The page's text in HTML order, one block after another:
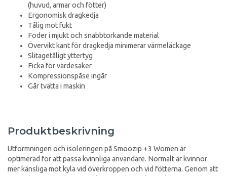
(huvud, armar och fötter)
Ergonomisk dragkedja
Tålig mot fukt
Foder i mjukt och snabbtorkande material
Övervikt kant för dragkedja minimerar värmeläckage
Slitagetåligt yttertyg
Ficka för värdesaker
Kompressionspåse ingår
Går tvätta i maskin
Produktbeskrivning
Utformningen och isoleringen på Smoozip +3 Women är
optimerad för att passa kvinnliga användare. Normalt är kvinnor
mer känsliga mot kyla vid överkroppen och vid fötterna. Genom att